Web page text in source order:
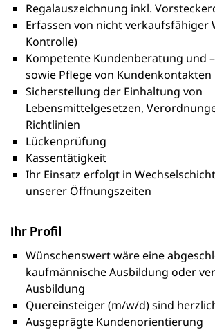
Regalauszeichnung inkl.
Erfassen von nicht verkaufsfähiger
Kontrolle)
Kompetente Kundenberatung und
sowie Pflege von Kundenkontakten
Sicherstellung der Einhaltung von
Lebensmittelgesetzen,
Richtlinien
Lückenprüfung
Kassentätigkeit
Ihr Einsatz erfolgt in
unserer Öffnungszeiten
Ihr Profil
Wünschenswert wäre eine
kaufmännische Ausbildung oder
Ausbildung
Quereinsteiger (m/w/d) sind
Ausgeprägte Kundenorientierung